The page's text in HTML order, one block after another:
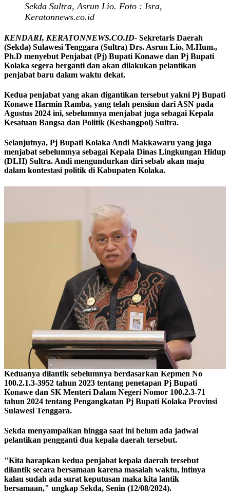
Sekda Sultra, Asrun Lio. Foto : Isra,
Keratonnews.co.id
KENDARI, KERATONNEWS.CO.ID- Sekretaris Daerah
(Sekda) Sulawesi Tenggara (Sultra) Drs. Asrun Lio, M.Hum.,
Ph.D menyebut Penjabat (Pj) Bupati Konawe dan Pj Bupati
Kolaka segera berganti dan akan dilakukan pelantikan
penjabat baru dalam waktu dekat.
Kedua penjabat yang akan digantikan tersebut yakni Pj Bupati
Konawe Harmin Ramba, yang telah pensiun dari ASN pada
Agustus 2024 ini, sebelumnya menjabat juga sebagai Kepala
Kesatuan Bangsa dan Politik (Kesbangpol) Sultra.
Selanjutnya, Pj Bupati Kolaka Andi Makkawaru yang juga
menjabat sebelumnya sebagai Kepala Dinas Lingkungan Hidup
(DLH) Sultra. Andi mengundurkan diri sebab akan maju
dalam kontestasi politik di Kabupaten Kolaka.
Keduanya dilantik sebelumnya berdasarkan Kepmen No
100.2.1.3-3952 tahun 2023 tentang penetapan Pj Bupati
Konawe dan SK Menteri Dalam Negeri Nomor 100.2.3-71
tahun 2024 tentang Pengangkatan Pj Bupati Kolaka Provinsi
Sulawesi Tenggara.
Sekda menyampaikan hingga saat ini belum ada jadwal
pelantikan pengganti dua kepala daerah tersebut.
"Kita harapkan kedua penjabat kepala daerah tersebut
dilantik secara bersamaan karena masalah waktu, intinya
kalau sudah ada surat keputusan maka kita lantik
bersamaan," ungkap Sekda, Senin (12/08/2024).